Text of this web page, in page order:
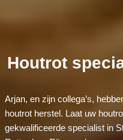
Houtrot
Arjan, en zijn collega’s,
houtrot herstel. Laat uw
gekwalificeerde specialist in